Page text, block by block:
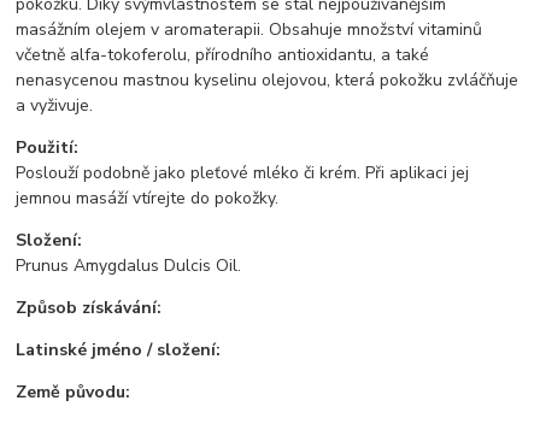
masážním olejem v aromaterapii. Obsahuje množství vitaminů
včetně alfa-tokoferolu, přírodního antioxidantu, a také
nenasycenou mastnou kyselinu olejovou, která pokožku zvláčňuje
a vyživuje.
Použití:
Poslouží podobně jako pleťové mléko či krém. Při aplikaci jej
jemnou masáží vtírejte do pokožky.
Složení:
Prunus Amygdalus Dulcis Oil.
Způsob získávání:
Latinské jméno / složení:
Země původu: